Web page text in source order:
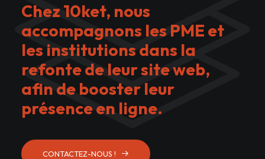
Chez 10ket, nous
accompagnons les PME et
les institutions dans la
refonte de leur site web,
afin de booster leur
présence en ligne.
CONTACTEZ-NOUS !